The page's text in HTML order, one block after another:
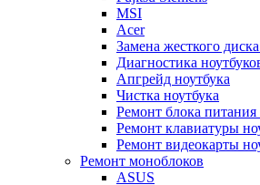
MSI
Acer
Замена жесткого
Диагностика
Апгрейд ноутбука
Чистка ноутбука
Ремонт блока питания
Ремонт клавиатуры
Ремонт видеокарты
Ремонт моноблоков
ASUS